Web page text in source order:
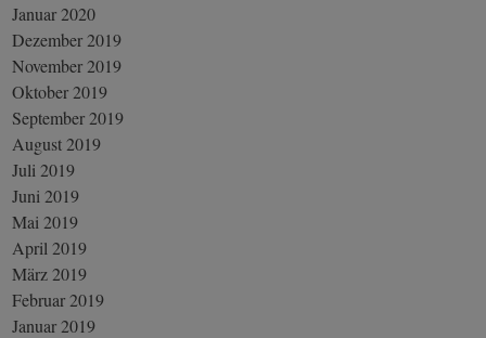
Januar 2020
Dezember 2019
November 2019
Oktober 2019
September 2019
August 2019
Juli 2019
Juni 2019
Mai 2019
April 2019
März 2019
Februar 2019
Januar 2019